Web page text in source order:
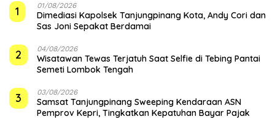
1 01/08/2026
Dimediasi Kapolsek Tanjungpinang Kota, Andy Cori dan
Sas Joni Sepakat Berdamai
2 04/08/2026
Wisatawan Tewas Terjatuh Saat Selfie di Tebing Pantai
Semeti Lombok Tengah
3 03/08/2026
Samsat Tanjungpinang Sweeping Kendaraan ASN
Pemprov Kepri, Tingkatkan Kepatuhan Bayar Pajak